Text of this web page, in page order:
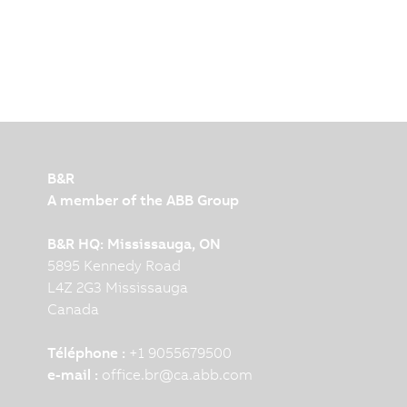
B&R
A member of the ABB Group
B&R HQ: Mississauga, ON
5895 Kennedy Road
L4Z 2G3 Mississauga
Canada
Téléphone : +1 9055679500
e-mail : office.br@ca.abb.com